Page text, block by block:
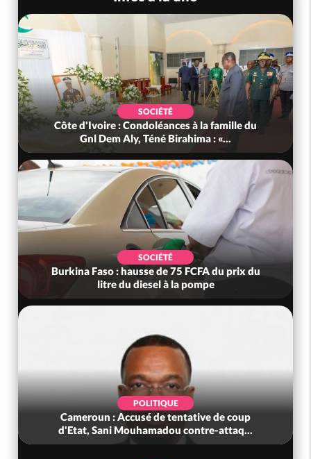
SOCIÉTÉ
Côte d'Ivoire : Condoléances à la famille du
Gnl Dem Aly, Téné Birahima : «...
SOCIÉTÉ
Burkina Faso : hausse de 75 FCFA du prix du
litre du diesel à la pompe
POLITIQUE
Cameroun : Accusé de tentative de coup
d'Etat, Sani Mouhamadou contre-attaq...